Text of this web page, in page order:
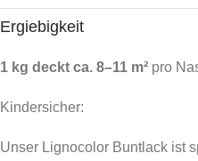
Ergiebigkeit
1 kg deckt ca. 8–11 m² pro
Kindersicher:
Unser Lignocolor Buntlack ist